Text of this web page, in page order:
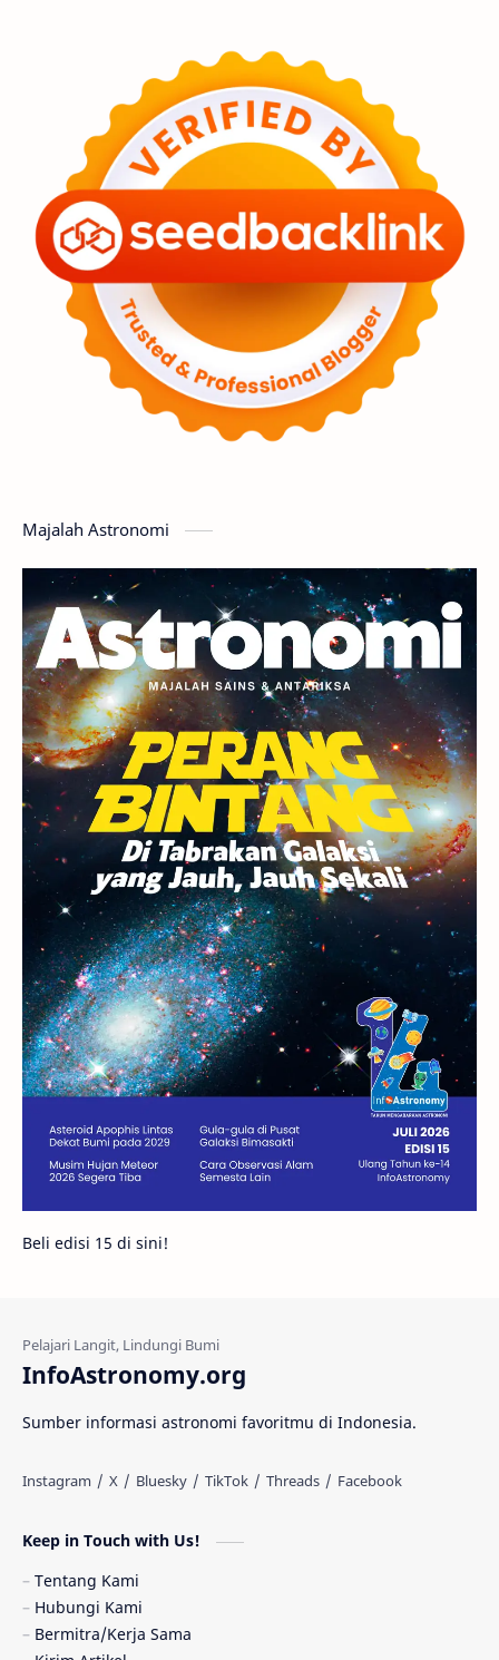
Tata Surya Hype
Asteroid Observasi
Premium Komet Bulan
Penelitian Serba-serbi Satelit
Luar Angkasa Video Aurora
Supernova Nebula Sponsored
Featured Mars
GMT 2016
Planet Kerdil Bumi Pengetahuan
Berita Hujan Meteor Satelit Alami
Rasi Bintang Teleskop Saturnus
GBT 2018 UFO Advertorial
Astrofotografi
Stasiun Luar Angkasa Internasional
Gugus Bintang Menarik Dibaca
Venus Pluto Galaksi Kerdil
Gambar Harian Titan
Bintang Neutron Hubble Tips
Juno Bintang Biner
Fakta Galaksi Spiral
Gerhana Matahari
Quasar
Majalah Astronomi
Beli edisi 15 di sini!
InfoAstronomy.org
Sumber informasi astronomi favoritmu di Indonesia.
Keep in Touch with Us!
Tentang Kami
Hubungi Kami
Bermitra/Kerja Sama